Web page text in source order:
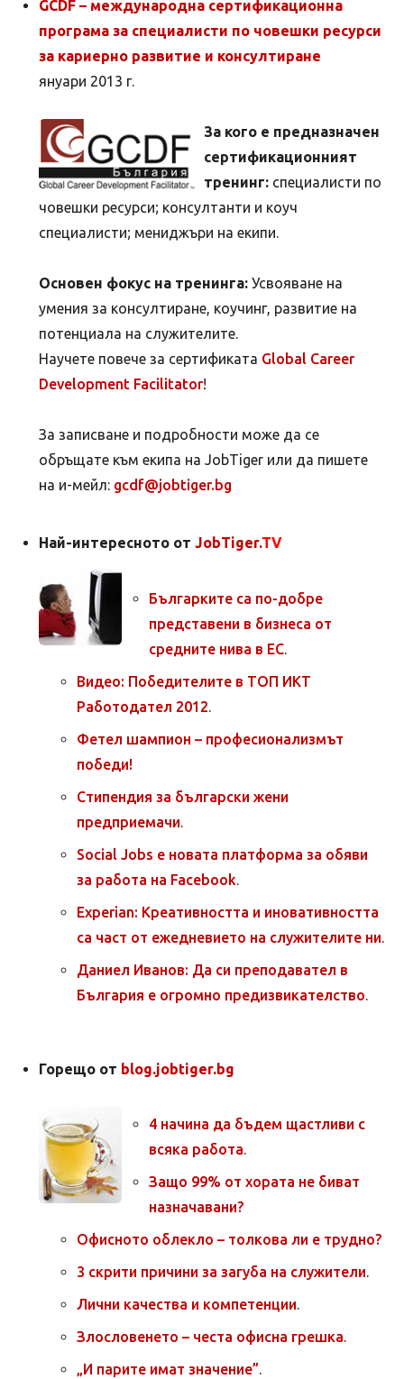
GCDF – международна сертификационна
програма за специалисти по човешки ресурси
за кариерно развитие и консултиране
януари 2013 г.
За кого е предназначен
сертификационният
тренинг: специалисти по
човешки ресурси; консултанти и коуч
специалисти; мениджъри на екипи.
Основен фокус на тренинга: Усвояване на
умения за консултиране, коучинг, развитие на
потенциала на служителите.
Научете повече за сертификата Global Career
Development Facilitator!
За записване и подробности може да се
обръщате към екипа на JobTiger или да пишете
на и-мейл: gcdf@jobtiger.bg
Най-интересното от JobTiger.TV
Българките са по-добре
представени в бизнеса от
средните нива в ЕС
Видео: Победителите в ТОП ИКТ
Работодател 2012
Фетел шампион – професионализмът
победи!
Стипендия за български жени
предприемачи
Social Jobs е новата платформа за обяви
за работа на Facebook
Experian: Креативността и иновативността
са част от ежедневието на служителите ни
Даниел Иванов: Да си преподавател в
България е огромно предизвикателство
Горещо от blog.jobtiger.bg
4 начина да бъдем щастливи с
всяка работа.
Защо 99% от хората не биват
назначавани?
Офисното облекло – толкова ли е трудно?
3 скрити причини за загуба на служители.
Лични качества и компетенции.
Злословенето – честа офисна грешка.
„И парите имат значение”.